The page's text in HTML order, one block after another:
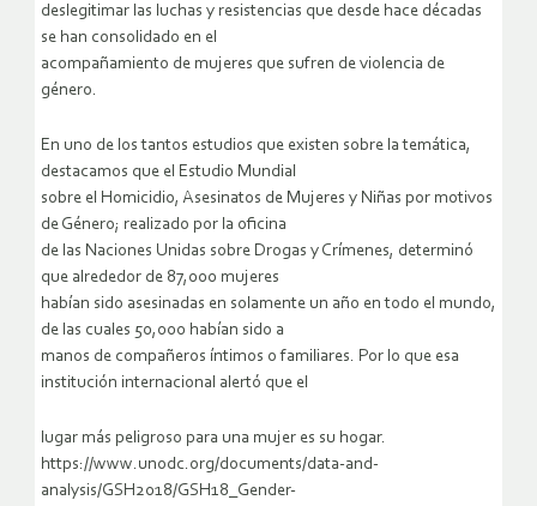
deslegitimar las luchas y resistencias que desde hace décadas
se han consolidado en el
acompañamiento de mujeres que sufren de violencia de
género.
En uno de los tantos estudios que existen sobre la temática,
destacamos que el Estudio Mundial
sobre el Homicidio, Asesinatos de Mujeres y Niñas por motivos
de Género; realizado por la oficina
de las Naciones Unidas sobre Drogas y Crímenes, determinó
que alrededor de 87,000 mujeres
habían sido asesinadas en solamente un año en todo el mundo,
de las cuales 50,000 habían sido a
manos de compañeros íntimos o familiares. Por lo que esa
institución internacional alertó que el
lugar más peligroso para una mujer es su hogar.
https://www.unodc.org/documents/data-and-
analysis/GSH2018/GSH18_Gender-